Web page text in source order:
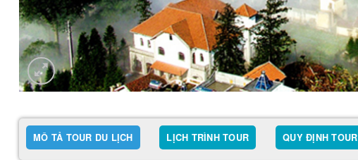
MÔ TẢ TOUR DU LỊCH LỊCH TRÌNH TOUR QUY ĐỊNH TOUR